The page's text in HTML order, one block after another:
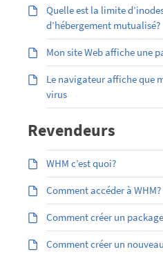
Quelle est la limite
d’hébergement mutualisé?
Mon site Web affiche une
Le navigateur affiche que
virus
Revendeurs
WHM c’est quoi?
Comment accéder à WHM?
Comment créer un
Comment créer un